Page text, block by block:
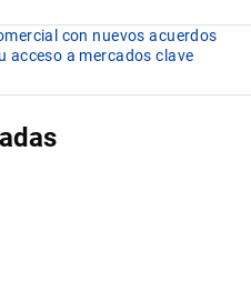
con nuevos acuerdos
acceso a mercados clave